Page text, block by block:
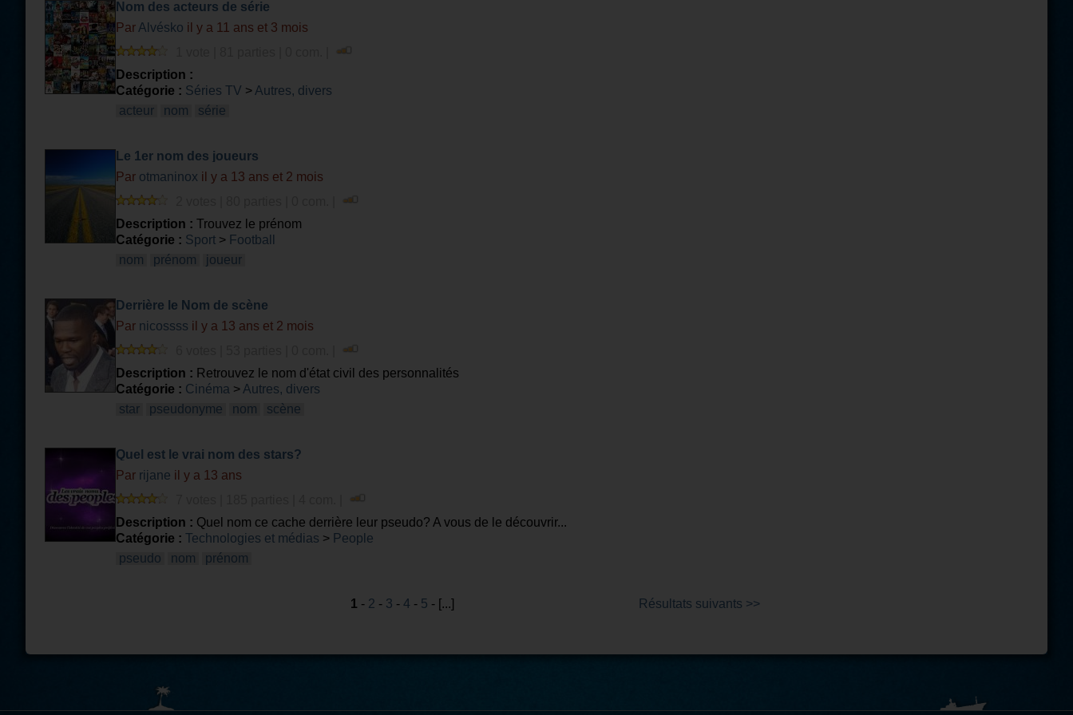
Nom des acteurs de série
Par Alvésko il y a 11 ans et 3 mois
Description :
Catégorie : Séries TV > Autres, divers
acteur
nom série
Le 1er nom des joueurs
Par otmaninox il y a 13 ans et 2 mois
Description : Trouvez le prénom
Catégorie : Sport > Football
nom
prénom joueur
Derrière le Nom de scène
Par nicossss il y a 13 ans et 2 mois
Description : Retrouvez le nom d'état civil des personnalités
Catégorie : Cinéma > Autres, divers
star
pseudonyme nom scène
Quel est le vrai nom des stars?
Par rijane il y a 13 ans
Description : Quel nom ce cache derrière leur pseudo? A vous de le découvrir...
Catégorie : Technologies et médias > People
pseudo
nom prénom
1 - 2 - 3 - 4 - 5 - [...] Résultats suivants >>